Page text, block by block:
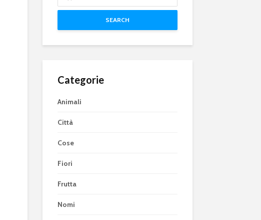
SEARCH
Categorie
Animali
Città
Cose
Fiori
Frutta
Nomi